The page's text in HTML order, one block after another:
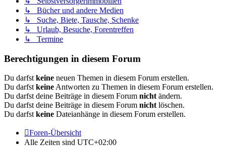
↳ Bücher und andere Medien
↳ Suche, Biete, Tausche, Schenke
↳ Urlaub, Besuche, Forentreffen
↳ Termine
Berechtigungen in diesem Forum
Du darfst keine neuen Themen in diesem Forum erstellen.
Du darfst keine Antworten zu Themen in diesem Forum erstellen.
Du darfst deine Beiträge in diesem Forum nicht ändern.
Du darfst deine Beiträge in diesem Forum nicht löschen.
Du darfst keine Dateianhänge in diesem Forum erstellen.
Foren-Übersicht
Alle Zeiten sind UTC+02:00